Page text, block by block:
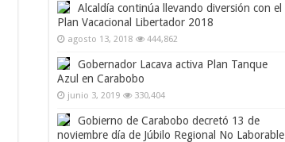
Alcaldía continúa llevando diversión con el
Plan Vacacional Libertador 2018
agosto 13, 2018 444,862
Gobernador Lacava activa Plan Tanque
Azul en Carabobo
junio 3, 2019 330,404
Gobierno de Carabobo decretó 13 de
noviembre día de Júbilo Regional No Laborable